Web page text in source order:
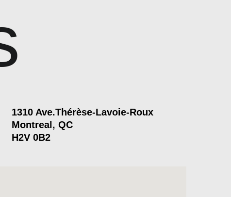
1310 Ave.Thérèse-Lavoie-Roux
Montreal, QC
H2V 0B2